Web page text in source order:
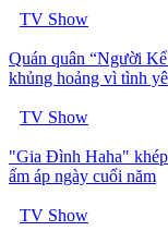
TV Show
Quán quân “Người
khủng hoảng vì tình
TV Show
"Gia Đình Haha"
ấm áp ngày cuối năm
TV Show